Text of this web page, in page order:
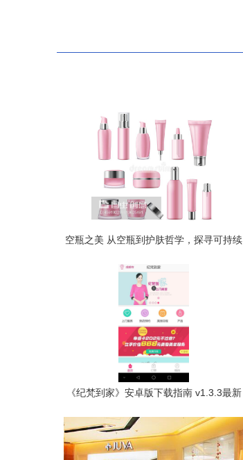
空瓶之美 从空瓶到护肤哲学，探寻可持续
《纪梵到家》安卓版下载指南 v1.3.3最新